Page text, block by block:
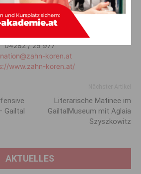
Raphaela Koren
Rotkreuzgasse 3
04282 / 25 977
koren.at
www.zahn-koren.at/
Gailtal
Literarische Matinee im
GailtalMuseum mit Aglaia
Szyszkowitz
AKTUELLES